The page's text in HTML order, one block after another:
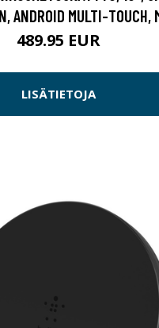
ANDROID MULTI-TOUCH,
489.95 EUR
LISÄTIETOJA